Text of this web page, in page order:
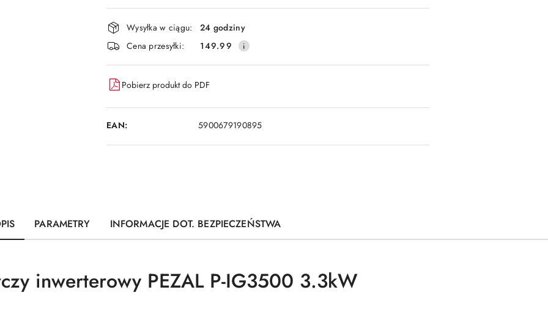
Wyślij
Dostępność
i
dostawa
Wysyłka w ciągu:
24 godziny
Cena przesyłki:
149.99
Pobierz produkt do PDF
EAN: 5900679190895
PARAMETRY INFORMACJE DOT. BEZPIECZEŃSTWA
inwerterowy PEZAL P-IG3500 3.3kW